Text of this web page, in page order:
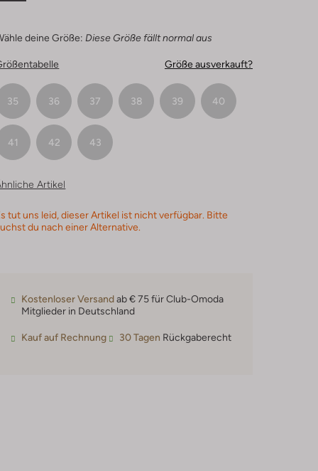
deine Größe: Diese Größe fällt normal aus
Größe ausverkauft?
35 36 37 38 39 40
41 42 43
Artikel
tut uns leid, dieser Artikel ist nicht verfügbar. Bitte
du nach einer Alternative.
Kostenloser Versandab € 75 für Club-Omoda
Mitglieder in Deutschland
Kauf auf Rechnung 30 Tagen Rückgaberecht